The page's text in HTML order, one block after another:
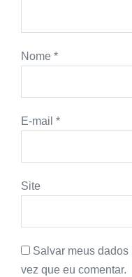
Nome *
E-mail *
Site
Salvar meus
vez que eu comentar.